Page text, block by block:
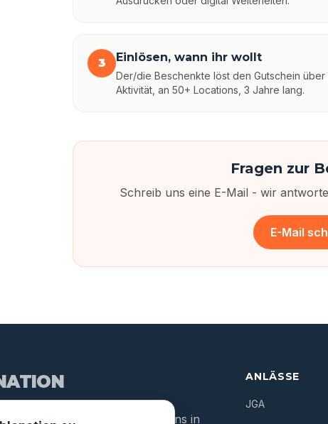
3 Einlösen, wann ihr wollt
Der/die Beschenkte löst den Gutschein
Aktivität, an 50+ Locations, 3 Jahre lang.
Fragen zur
Schreib uns eine E-Mail - wir
E-Mail
Anlass. Seit 2014 an Locations in
ANLÄSSE
JGA